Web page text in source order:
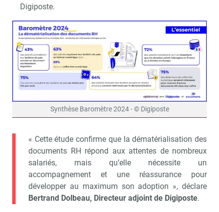
Digiposte.
Synthèse Baromètre 2024 - © Digiposte
« Cette étude confirme que la dématérialisation des
documents RH répond aux attentes de nombreux
salariés, mais qu’elle nécessite un
accompagnement et une réassurance pour
développer au maximum son adoption », déclare
Bertrand Dolbeau, Directeur adjoint de Digiposte.